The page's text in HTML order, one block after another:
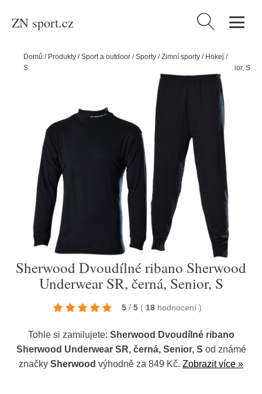
ZN sport.cz Vyhledávání
Domů / Produkty /Sport a outdoor /Sporty /Zimní sporty / Hokej /
Sherwood Dvoudílné ribano Sherwood Underwear SR, černá, Senior, S
Sherwood Dvoudílné ribano Sherwood
Underwear SR, černá, Senior, S
5 / 5 ( 18 hodnocení )
Tohle si zamilujete: Sherwood Dvoudílné ribano
Sherwood Underwear SR, černá, Senior, S od známé
značky Sherwood výhodně za 849 Kč. Zobrazit více »